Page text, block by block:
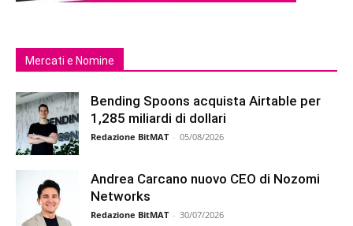
Mercati e Nomine
Bending Spoons acquista Airtable per
1,285 miliardi di dollari
Redazione BitMAT - 05/08/2026
Andrea Carcano nuovo CEO di Nozomi
Networks
Redazione BitMAT - 30/07/2026